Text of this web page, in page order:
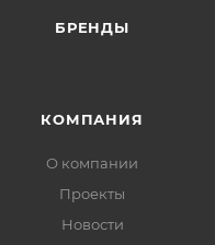
БРЕНДЫ
КОМПАНИЯ
О компании
Проекты
Новости